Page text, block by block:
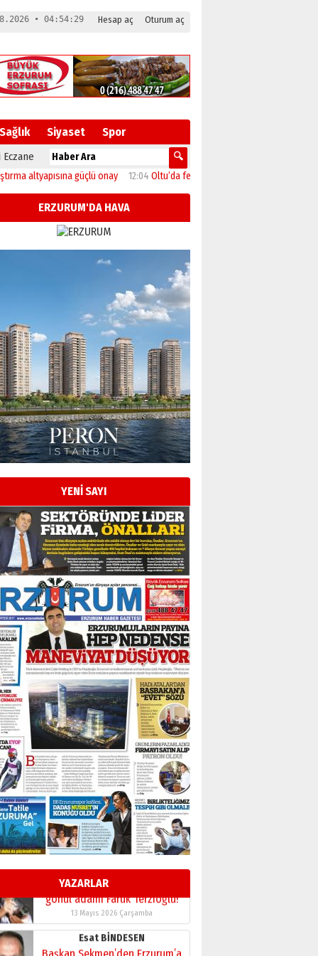
Hesap aç Oturum aç
• 04:54:30
Sağlık Siyaset Spor
güçlü onay 12:04 Oltu’da festival coşkusu konserle zirveye ulaştı
ERZURUM'DA HAVA
YENİ SAYI
YAZARLAR
Esat BİNDESEN
Başkan Sekmen’den Erzurum’a
bir vizyon proje daha!
02 Ağustos 2026 Pazar
Kadir SABUNCUOĞLU
Erzurumspor’un köşe taşları
29 Haziran 2026 Pazartesi
Kenan GÜLERCİ
Murat Şahsuvaroğlu ERKON’da
çıtayı yukarı taşırken,
yönetimdekiler aşağı
çekmemeli!
17 Şubat 2026 SalıOrhan BOZKURT
Bir fotoğraf, bir şehir, bir
gazeteci… Dizginler kimin
elinde?
31 Mart 2026 Salı
A. Berhan Yılmaz
BİR BÖLÜM DEĞİL, BİR ÖMÜR
SEÇİYORSUNUZ… “NEDEN
ATATÜRK ÜNİVERSİTESİ?”
28 Temmuz 2026 Salı
Ahmet Gökhan YAZICI
Ahmed Yesevi’den bir
Alperen… ”Reisimiz” idi…
Hakka yürüdü.!
26 Mart 2026 Perşembe
Cem Bakırcı
Ardında bıraktığı hatıralarıyla
gönül adamı Faruk Terzioğlu!
13 Mayıs 2026 Çarşamba
Esat BİNDESEN
Başkan Sekmen’den Erzurum’a
bir vizyon proje daha!
02 Ağustos 2026 Pazar
Kadir SABUNCUOĞLU
Erzurumspor’un köşe taşları
29 Haziran 2026 Pazartesi